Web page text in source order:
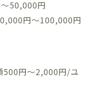
50,000円
円～100,000円
500円～2,000円/ユ